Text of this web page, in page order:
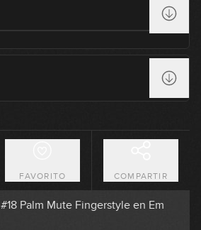
FAVORITO COMPARTIR
#16 Línea melódica con octavas en
#17 Groove Fingerstyle Funk en Gm
#37 Canon de Pachelbel con Sweep
#18 Palm Mute Fingerstyle en Em